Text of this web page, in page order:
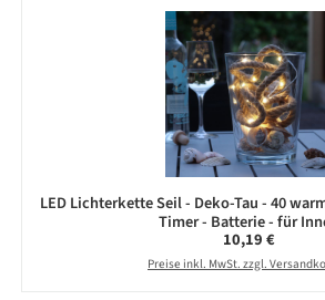
LED Lichterkette Seil - Deko-Tau - 40
Timer - Batterie - für
Regulärer Preis:
10,19 €
Preise inkl. MwSt. zzgl.